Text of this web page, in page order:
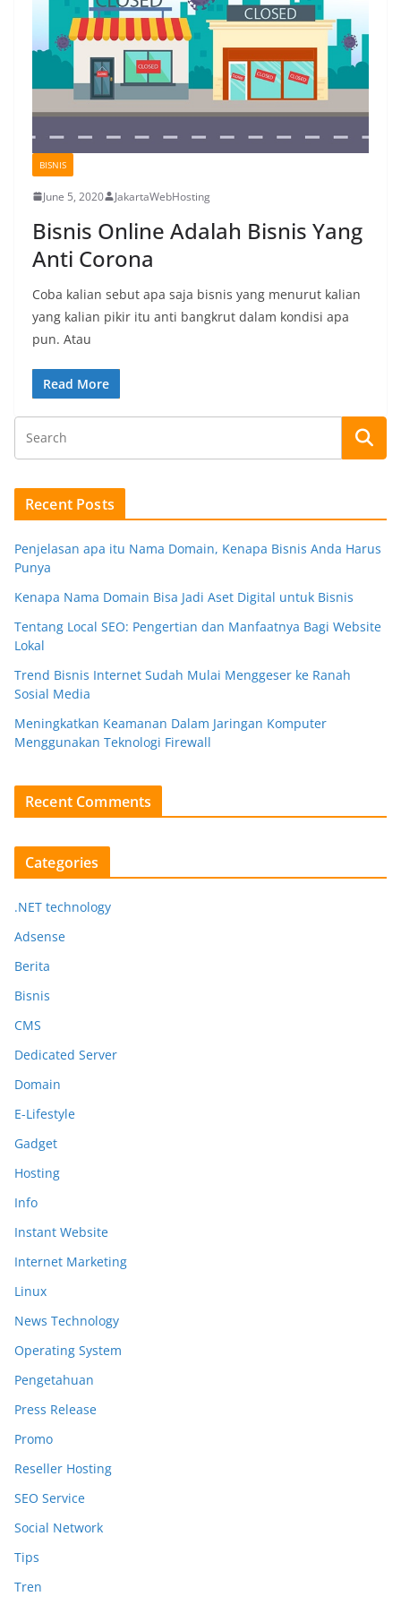
BISNIS
June 5, 2020 JakartaWebHosting
Bisnis Online Adalah Bisnis Yang
Anti Corona
Coba kalian sebut apa saja bisnis yang menurut kalian
yang kalian pikir itu anti bangkrut dalam kondisi apa
pun. Atau
Read More
Recent Posts
Penjelasan apa itu Nama Domain, Kenapa Bisnis Anda Harus
Punya
Kenapa Nama Domain Bisa Jadi Aset Digital untuk Bisnis
Tentang Local SEO: Pengertian dan Manfaatnya Bagi Website
Lokal
Trend Bisnis Internet Sudah Mulai Menggeser ke Ranah
Sosial Media
Meningkatkan Keamanan Dalam Jaringan Komputer
Menggunakan Teknologi Firewall
Recent Comments
Categories
.NET technology
Adsense
Berita
Bisnis
CMS
Dedicated Server
Domain
E-Lifestyle
Gadget
Hosting
Info
Instant Website
Internet Marketing
Linux
News Technology
Operating System
Pengetahuan
Press Release
Promo
Reseller Hosting
SEO Service
Social Network
Tips
Tren